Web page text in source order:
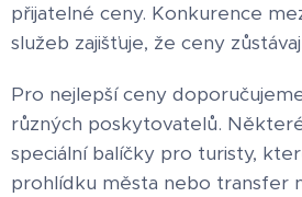
přijatelné ceny. Konkurence
služeb zajišťuje, že ceny
Pro nejlepší ceny
různých poskytovatelů.
speciální balíčky pro turisty,
prohlídku města nebo transfer